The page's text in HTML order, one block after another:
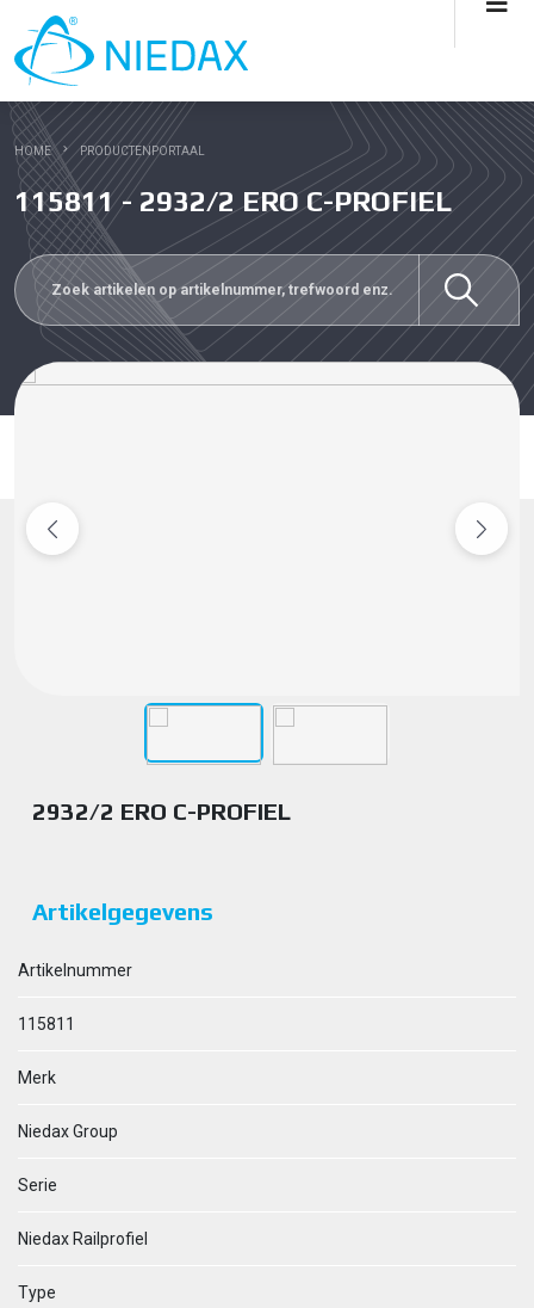
HOME PRODUCTENPORTAAL
115811 - 2932/2 ERO C-PROFIEL
2932/2 ERO C-PROFIEL
Artikelgegevens
Artikelnummer
115811
Merk
Niedax Group
Serie
Niedax Railprofiel
Type